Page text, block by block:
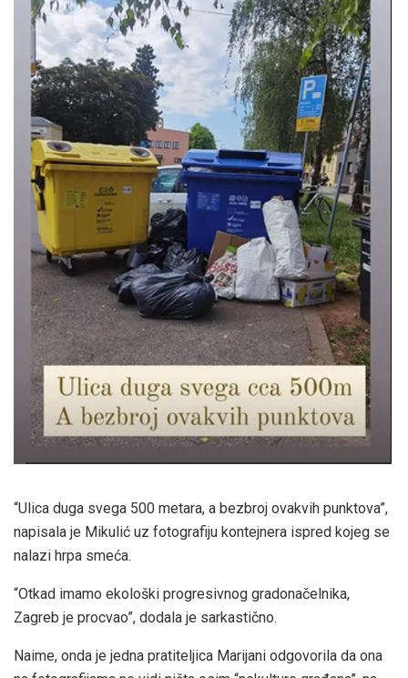
“Ulica duga svega 500 metara, a bezbroj ovakvih punktova”,
napisala je Mikulić uz fotografiju kontejnera ispred kojeg se
nalazi hrpa smeća.
“Otkad imamo ekološki progresivnog gradonačelnika,
Zagreb je procvao”, dodala je sarkastično.
Naime, onda je jedna pratiteljica Marijani odgovorila da ona